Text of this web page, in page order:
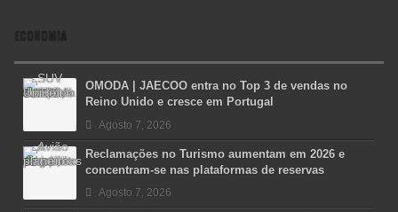
ECONOMIA
OMODA | JAECOO entra no Top 3 de vendas no
Reino Unido e cresce em Portugal
Agosto 7, 2026
Reclamações no Turismo aumentam em 2026 e
concentram-se nas plataformas de reservas
Agosto 7, 2026